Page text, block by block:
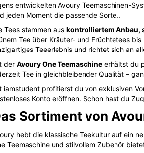
entwickelten Avoury Teemaschinen-
jeden Moment die passende Sorte..
Tees stammen aus kontrolliertem Anbau,
Tee über Kräuter- und Früchtetees
Teeerlebnis und richtet sich an
der Avoury One Teemaschine erhältst du
Tee in gleichbleibender Qualität –
iamstudent profitierst du von exklusiven
Konto eröffnen. Schon hast du
Sortiment von
hebt die klassische Teekultur auf ein
Teemaschine und stilvollem Zubehör